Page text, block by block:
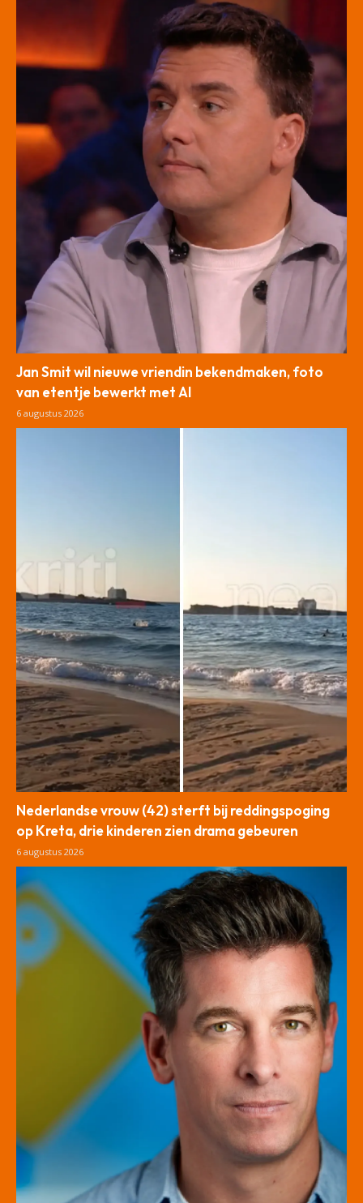
Jan Smit wil nieuwe vriendin bekendmaken, foto
van etentje bewerkt met AI
6 augustus 2026
Nederlandse vrouw (42) sterft bij reddingspoging
op Kreta, drie kinderen zien drama gebeuren
6 augustus 2026